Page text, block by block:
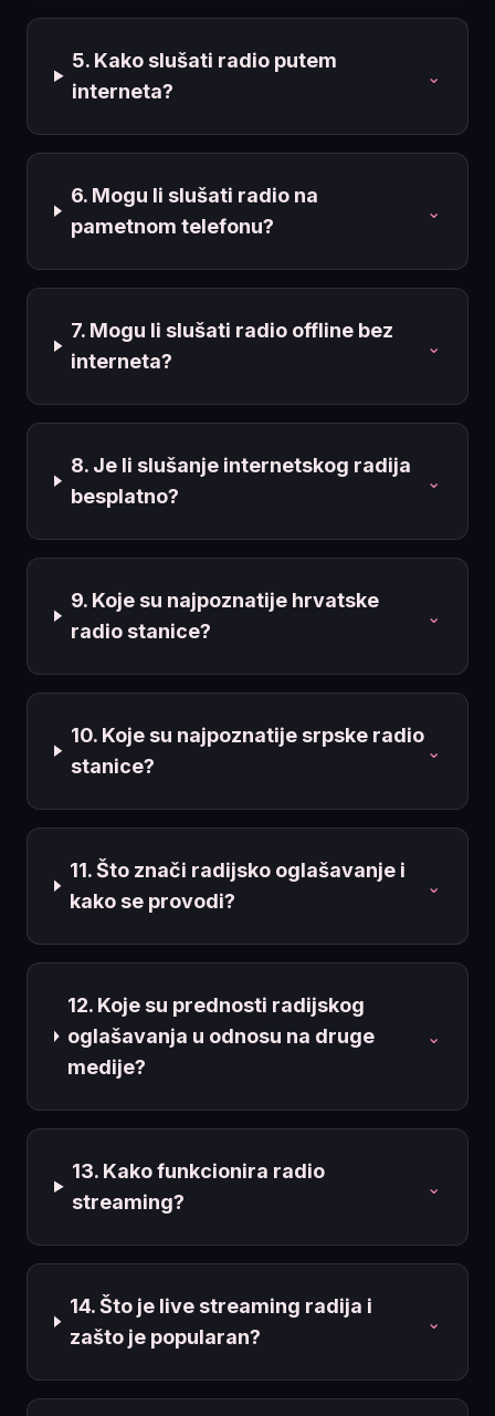
5. Kako slušati radio putem
interneta?
⌄
6. Mogu li slušati radio na
pametnom telefonu?
⌄
7. Mogu li slušati radio offline bez
interneta?
⌄
8. Je li slušanje internetskog radija
besplatno?
⌄
9. Koje su najpoznatije hrvatske
radio stanice?
⌄
10. Koje su najpoznatije srpske radio
stanice?
⌄
11. Što znači radijsko oglašavanje i
kako se provodi?
⌄
12. Koje su prednosti radijskog
oglašavanja u odnosu na druge
medije?
⌄
13. Kako funkcionira radio
streaming?
⌄
14. Što je live streaming radija i
zašto je popularan?
⌄